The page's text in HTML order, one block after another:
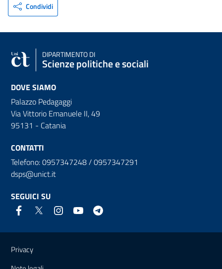
Condividi
DIPARTIMENTO DI
Scienze politiche e sociali
DOVE SIAMO
Palazzo Pedagaggi
Via Vittorio Emanuele II, 49
95131 - Catania
CONTATTI
Telefono: 0957347248 / 0957347291
dsps@unict.it
SEGUICI SU
Link e informazioni utili
Privacy